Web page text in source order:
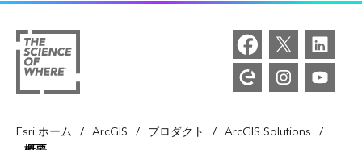
Esri ホーム / ArcGIS / プロダクト / ArcGIS Solutions /